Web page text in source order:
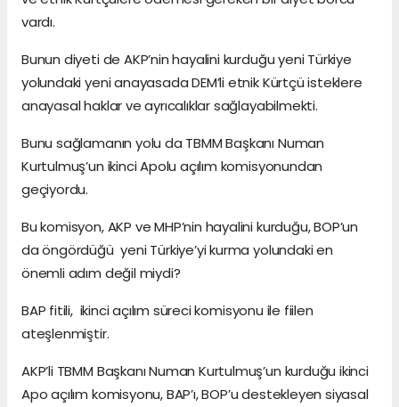
vardı.
Bunun diyeti de AKP’nin hayalini kurduğu yeni Türkiye
yolundaki yeni anayasada DEM’li etnik Kürtçü isteklere
anayasal haklar ve ayrıcalıklar sağlayabilmekti.
Bunu sağlamanın yolu da TBMM Başkanı Numan
Kurtulmuş’un ikinci Apolu açılım komisyonundan
geçiyordu.
Bu komisyon, AKP ve MHP’nin hayalini kurduğu, BOP’un
da öngördüğü yeni Türkiye’yi kurma yolundaki en
önemli adım değil miydi?
BAP fitili, ikinci açılım süreci komisyonu ile fiilen
ateşlenmiştir.
AKP’li TBMM Başkanı Numan Kurtulmuş’un kurduğu ikinci
Apo açılım komisyonu, BAP’ı, BOP’u destekleyen siyasal